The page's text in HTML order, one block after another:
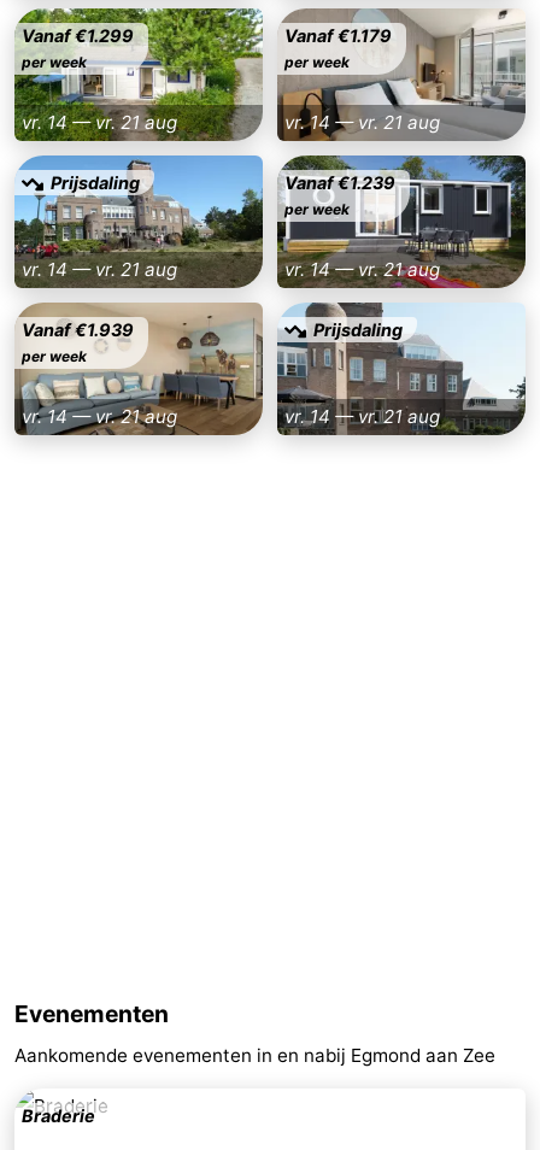
Vanaf €1.299
per week
vr. 14 — vr. 21 aug
Vanaf €1.179
per week
vr. 14 — vr. 21 aug
Prijsdaling
vr. 14 — vr. 21 aug
Vanaf €1.239
per week
vr. 14 — vr. 21 aug
Vanaf €1.939
per week
vr. 14 — vr. 21 aug
Prijsdaling
vr. 14 — vr. 21 aug
Evenementen
Aankomende evenementen in en nabij Egmond aan Zee
Braderie